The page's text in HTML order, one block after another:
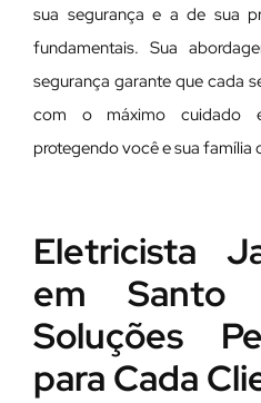
sua segurança e a de sua
fundamentais. Sua
segurança garante que cada
com o máximo cuidado
protegendo você e sua família
Eletricista
em Santo
Soluções
para Cada